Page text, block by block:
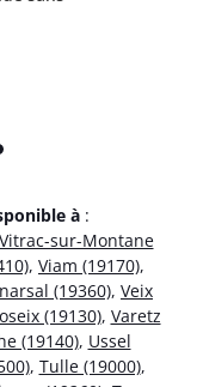
à :
Vitrac-sur-Montane
, Viam (19170),
(19360), Veix
(19130), Varetz
(19140), Ussel
, Tulle (19000),